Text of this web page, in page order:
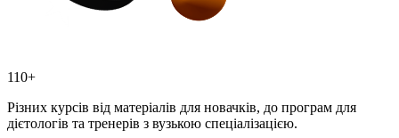
110+
Різних курсів від матеріалів для новачків, до програм для
дієтологів та тренерів з вузькою спеціалізацією.